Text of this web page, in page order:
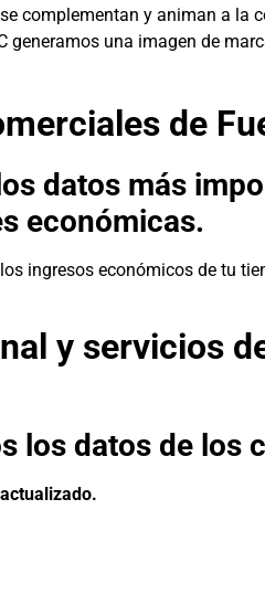
complementan y animan a la
generamos una imagen de
de
datos más
económicas.
ingresos económicos de tu
y servicios
los datos de los